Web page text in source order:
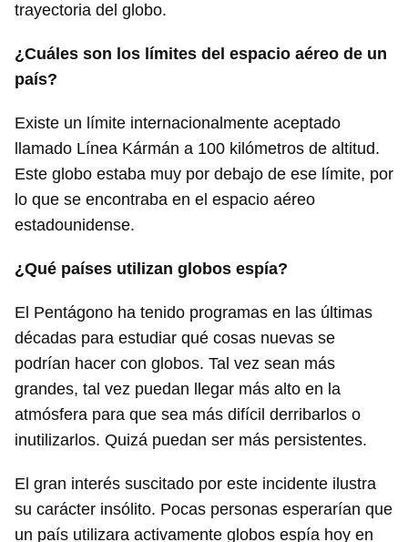
Para poder guardar como favorito, primero has de
iniciar sesión con tu cuenta de 14ymedio.
INICIAR SESIÓN CANCELAR
trayectoria del globo.
¿Cuáles son los límites del espacio aéreo de un
país?
Existe un límite internacionalmente aceptado
llamado Línea Kármán a 100 kilómetros de altitud.
Este globo estaba muy por debajo de ese límite, por
lo que se encontraba en el espacio aéreo
estadounidense.
¿Qué países utilizan globos espía?
El Pentágono ha tenido programas en las últimas
décadas para estudiar qué cosas nuevas se
podrían hacer con globos. Tal vez sean más
grandes, tal vez puedan llegar más alto en la
atmósfera para que sea más difícil derribarlos o
inutilizarlos. Quizá puedan ser más persistentes.
El gran interés suscitado por este incidente ilustra
su carácter insólito. Pocas personas esperarían que
un país utilizara activamente globos espía hoy en